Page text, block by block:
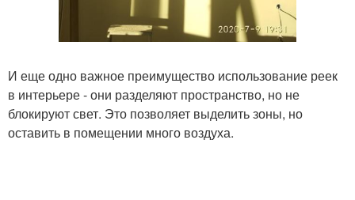
И еще одно важное преимущество использование реек
в интерьере - они разделяют пространство, но не
блокируют свет. Это позволяет выделить зоны, но
оставить в помещении много воздуха.